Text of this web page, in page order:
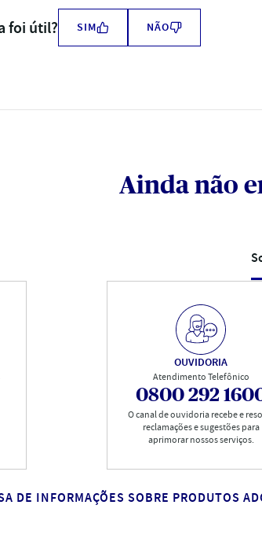
foi útil? SIM NÃO
Ainda não
OUVIDORIA
Atendimento Telefônico
0800 292
O canal de ouvidoria recebe e
reclamações e sugestões para
aprimorar nossos serviços.
DE INFORMAÇÕES SOBRE PRODUTOS